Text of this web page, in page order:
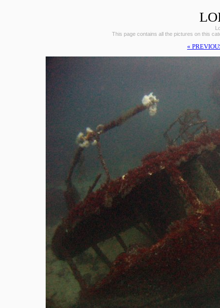
This page contains all the pictures on this
«